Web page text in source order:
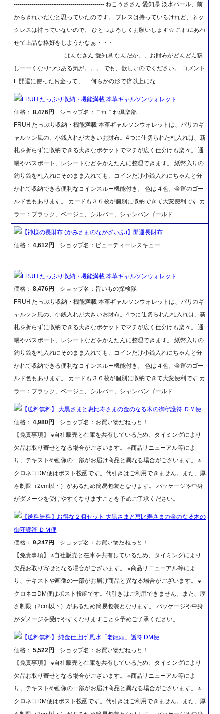
---------------------------------------------- ねこうささん 愛知県 淡水パール、前
からきれいだなと思っていたのです。 ブレスは持っているけれど、ネッ
クレスは持っていないので、 ひとつよろしくお願いします☆ これにあわ
せて上品な格好をしようかなぁ・・・ ----------------------------------------------
------------------------- はんなさん 愛知県 なんだか、、お財布がどんどん寂
しーーくなりつつある気が。。。 でも、欲しいのでください。 コメント
F:開運に使ったお金って、 何らかの形で倍以上にな
FRUH たっぷり収納・機能満載 本革ギャルソンウォレット
価格：8,476円
ショップ名：これこれ倶楽部
FRUH たっぷり収納・機能満載 本革ギャルソンウォレットは、パリのギ
ャルソン風の、小銭入れが大きいお財布。4つに仕切られた札入れは、新
札を折らずに収納できる大きなポケットでマチが広く仕分けも楽々。 通
帳やパスポート、レシートなどをかんたんに整理できます。 紙幣入りの
釣り銭を札入れにそのまま入れても、コインだけ小銭入れにちゃんと分
かれて収納できる便利なコインスルー機能付き。 色は４色。金運のゴー
ルド色もあります。 カードも３６枚が個別に収納できて大変便利です カ
ラー：ブラック、ベージュ、シルバー、シャンパンゴールド
【神様の長財布 (かみさまのながざいふ)】開運長財布
価格：4,612円 ショップ名：ビューティーレスキュー
FRUH たっぷり収納・機能満載 本革ギャルソンウォレット
価格：8,476円
ショップ名：旨いもの探検隊
FRUH たっぷり収納・機能満載 本革ギャルソンウォレットは、パリのギ
ャルソン風の、小銭入れが大きいお財布。4つに仕切られた札入れは、新
札を折らずに収納できる大きなポケットでマチが広く仕分けも楽々。 通
帳やパスポート、レシートなどをかんたんに整理できます。 紙幣入りの
釣り銭を札入れにそのまま入れても、コインだけ小銭入れにちゃんと分
かれて収納できる便利なコインスルー機能付き。 色は４色。金運のゴー
ルド色もあります。 カードも３６枚が個別に収納できて大変便利です カ
ラー：ブラック、ベージュ、シルバー、シャンパンゴールド
【送料無料】 大黒さまと恵比寿さまの金のなる木の御守護符 ＤＭ便
価格：4,980円
ショップ名：お買い物だねっと！
【免責事項】 ※自社販売と在庫を共有しているため、タイミングにより
欠品お取り寄せとなる場合がございます。 ※商品リニューアル等によ
り、テキストや画像の一部がお届け商品と異なる場合がございます。 ※
クロネコDM便はポスト投函です。代引きはご利用できません。また、厚
さ制限（2cm以下）があるため簡易包装となります。 パッケージや中身
がダメージを受けやすくなりますことを予めご了承ください。
【送料無料】お得な２個セット 大黒さまと恵比寿さまの金のなる木の
御守護符 ＤＭ便
価格：9,247円
ショップ名：お買い物だねっと！
【免責事項】 ※自社販売と在庫を共有しているため、タイミングにより
欠品お取り寄せとなる場合がございます。 ※商品リニューアル等によ
り、テキストや画像の一部がお届け商品と異なる場合がございます。 ※
クロネコDM便はポスト投函です。代引きはご利用できません。また、厚
さ制限（2cm以下）があるため簡易包装となります。 パッケージや中身
がダメージを受けやすくなりますことを予めご了承ください。
【送料無料】 純金仕上げ 風水「老龍頭」護符 DM便
価格：5,522円
ショップ名：お買い物だねっと！
【免責事項】 ※自社販売と在庫を共有しているため、タイミングにより
欠品お取り寄せとなる場合がございます。 ※商品リニューアル等によ
り、テキストや画像の一部がお届け商品と異なる場合がございます。 ※
クロネコDM便はポスト投函です。代引きはご利用できません。また、厚